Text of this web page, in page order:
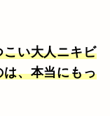
い大人ニキビ
、本当にもっ